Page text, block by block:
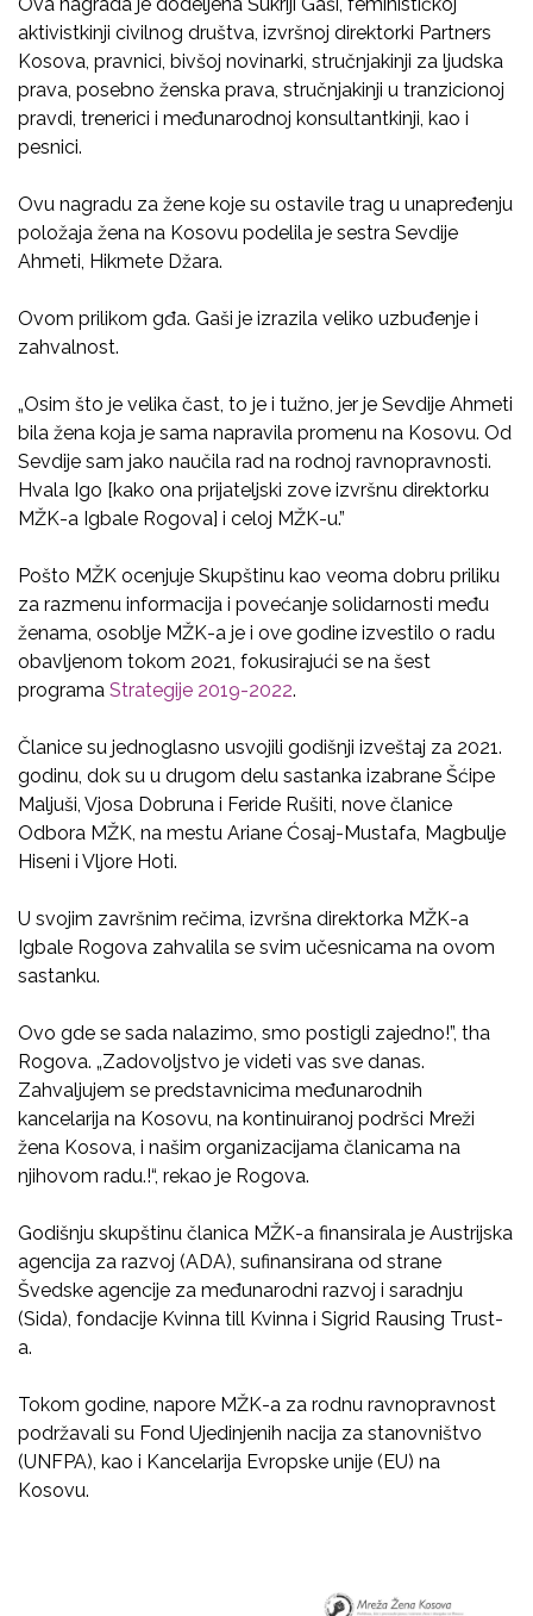
aktivistkinji civilnog društva, izvršnoj direktorki Partners
Kosova, pravnici, bivšoj novinarki, stručnjakinji za ljudska
prava, posebno ženska prava, stručnjakinji u tranzicionoj
pravdi, trenerici i međunarodnoj konsultantkinji, kao i
pesnici.
Ovu nagradu za žene koje su ostavile trag u unapređenju
položaja žena na Kosovu podelila je sestra Sevdije
Ahmeti, Hikmete Džara.
Ovom prilikom gđa. Gaši je izrazila veliko uzbuđenje i
zahvalnost.
„Osim što je velika čast, to je i tužno, jer je Sevdije Ahmeti
bila žena koja je sama napravila promenu na Kosovu. Od
Sevdije sam jako naučila rad na rodnoj ravnopravnosti.
Hvala Igo [kako ona prijateljski zove izvršnu direktorku
MŽK-a Igbale Rogova] i celoj MŽK-u.”
Pošto MŽK ocenjuje Skupštinu kao veoma dobru priliku
za razmenu informacija i povećanje solidarnosti među
ženama, osoblje MŽK-a je i ove godine izvestilo o radu
obavljenom tokom 2021, fokusirajući se na šest
programa Strategije 2019-2022.
Članice su jednoglasno usvojili godišnji izveštaj za 2021.
godinu, dok su u drugom delu sastanka izabrane Šćipe
Maljuši, Vjosa Dobruna i Feride Rušiti, nove članice
Odbora MŽK, na mestu Ariane Ćosaj-Mustafa, Magbulje
Hiseni i Vljore Hoti.
U svojim završnim rečima, izvršna direktorka MŽK-a
Igbale Rogova zahvalila se svim učesnicama na ovom
sastanku.
Ovo gde se sada nalazimo, smo postigli zajedno!”, tha
Rogova. „Zadovoljstvo je videti vas sve danas.
Zahvaljujem se predstavnicima međunarodnih
kancelarija na Kosovu, na kontinuiranoj podršci Mreži
žena Kosova, i našim organizacijama članicama na
njihovom radu.!“, rekao je Rogova.
Godišnju skupštinu članica MŽK-a finansirala je Austrijska
agencija za razvoj (ADA), sufinansirana od strane
Švedske agencije za međunarodni razvoj i saradnju
(Sida), fondacije Kvinna till Kvinna i Sigrid Rausing Trust-
a.
Tokom godine, napore MŽK-a za rodnu ravnopravnost
podržavali su Fond Ujedinjenih nacija za stanovništvo
(UNFPA), kao i Kancelarija Evropske unije (EU) na
Kosovu.